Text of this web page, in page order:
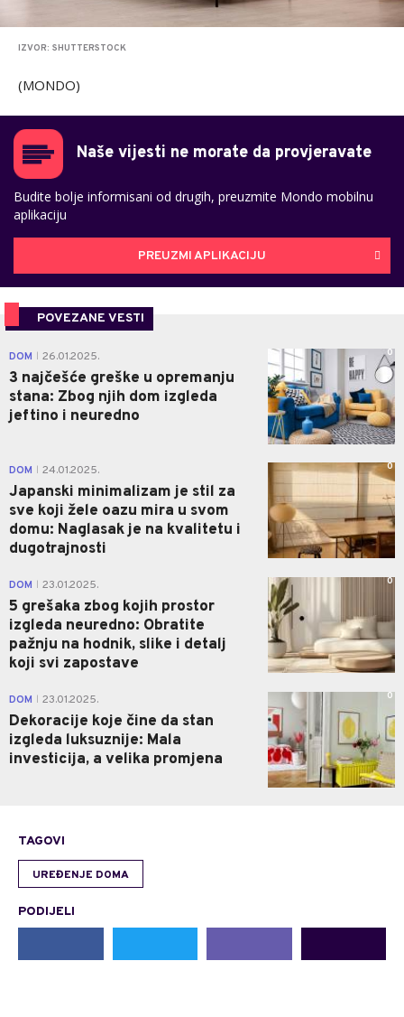
IZVOR: SHUTTERSTOCK
(MONDO)
Naše vijesti ne morate da provjeravate
Budite bolje informisani od drugih, preuzmite Mondo mobilnu
aplikaciju
PREUZMI APLIKACIJU
POVEZANE VESTI
DOM 26.01.2025.
3 najčešće greške u opremanju
stana: Zbog njih dom izgleda
jeftino i neuredno
0
DOM 24.01.2025.
Japanski minimalizam je stil za
sve koji žele oazu mira u svom
domu: Naglasak je na kvalitetu i
dugotrajnosti
0
DOM 23.01.2025.
5 grešaka zbog kojih prostor
izgleda neuredno: Obratite
pažnju na hodnik, slike i detalj
koji svi zapostave
0
DOM 23.01.2025.
Dekoracije koje čine da stan
izgleda luksuznije: Mala
investicija, a velika promjena
0
TAGOVI
UREĐENJE DOMA
PODIJELI